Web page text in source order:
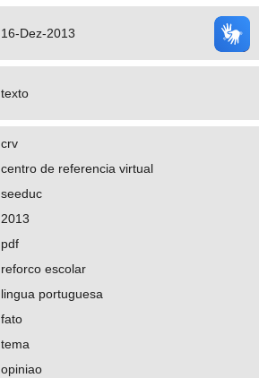
16-Dez-2013
texto
crv
centro de referencia virtual
seeduc
2013
pdf
reforco escolar
lingua portuguesa
fato
tema
opiniao